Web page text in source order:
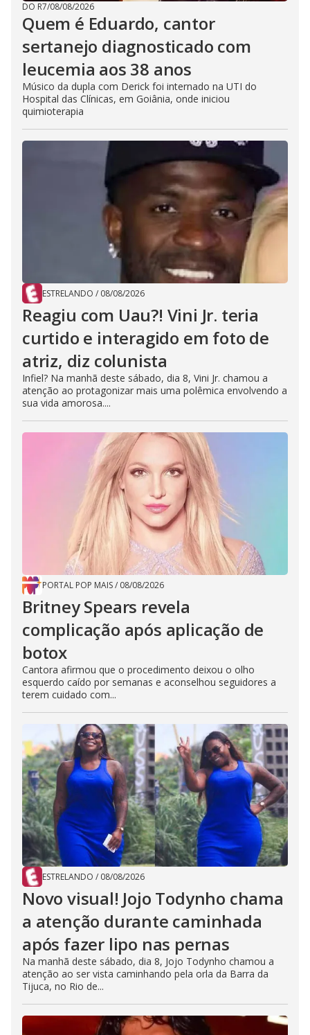
DO R7/08/08/2026
Quem é Eduardo, cantor
sertanejo diagnosticado com
leucemia aos 38 anos
Músico da dupla com Derick foi internado na UTI do
Hospital das Clínicas, em Goiânia, onde iniciou
quimioterapia
ESTRELANDO / 08/08/2026
Reagiu com Uau?! Vini Jr. teria
curtido e interagido em foto de
atriz, diz colunista
Infiel? Na manhã deste sábado, dia 8, Vini Jr. chamou a
atenção ao protagonizar mais uma polêmica envolvendo a
sua vida amorosa....
PORTAL POP MAIS/ 08/08/2026
Britney Spears revela
complicação após aplicação de
botox
Cantora afirmou que o procedimento deixou o olho
esquerdo caído por semanas e aconselhou seguidores a
terem cuidado com...
ESTRELANDO / 08/08/2026
Novo visual! Jojo Todynho chama
a atenção durante caminhada
após fazer lipo nas pernas
Na manhã deste sábado, dia 8, Jojo Todynho chamou a
atenção ao ser vista caminhando pela orla da Barra da
Tijuca, no Rio de...